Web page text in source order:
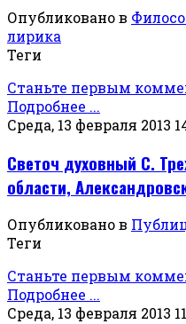
Опубликовано в
лирика
Теги
Станьте первым
Подробнее ...
Среда, 13 февраля 2013
Светоч духовный С.
области,
Опубликовано в
Теги
Станьте первым
Подробнее ...
Среда, 13 февраля 2013